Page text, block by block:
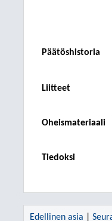
Päätöshistoria
Liitteet
Oheismateriaali
Tiedoksi
Edellinen asia